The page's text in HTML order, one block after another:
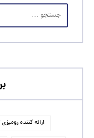
ارائه کننده رومیزی